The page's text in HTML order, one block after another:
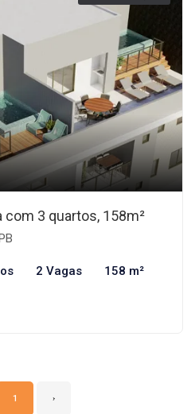
com 3 quartos, 158m²
2 Vagas 158 m²
1 ›